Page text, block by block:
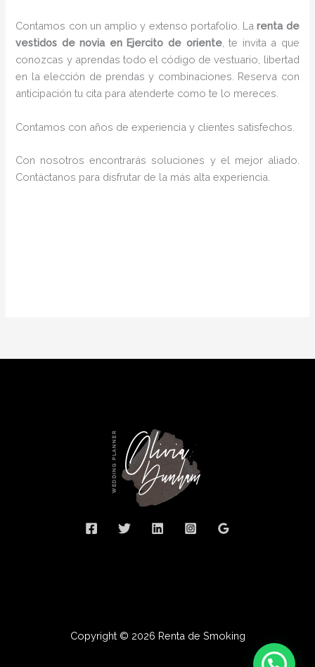
Contamos con un amplio y extenso portafolio. Larenta de
vestidos de novia en Ejercito de oriente, te invita a que
conozcas y aprendas todo el código de vestuario, libertad
en la elección de prendas y combinaciones. Reserva con
anticipación tu cita para atenderte como te lo mereces.
Contamos con años de experiencia y clientes satisfechos.
Con nosotros encontrarás soluciones y el mejor aliado.
Contáctanos para disfrutar de la más alta experiencia.
Copyright © 2026 Renta de Smoking